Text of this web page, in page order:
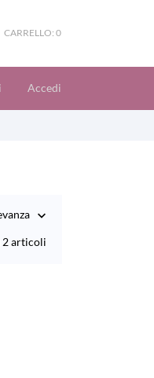
CARRELLO: 0
Accedi

2 articoli